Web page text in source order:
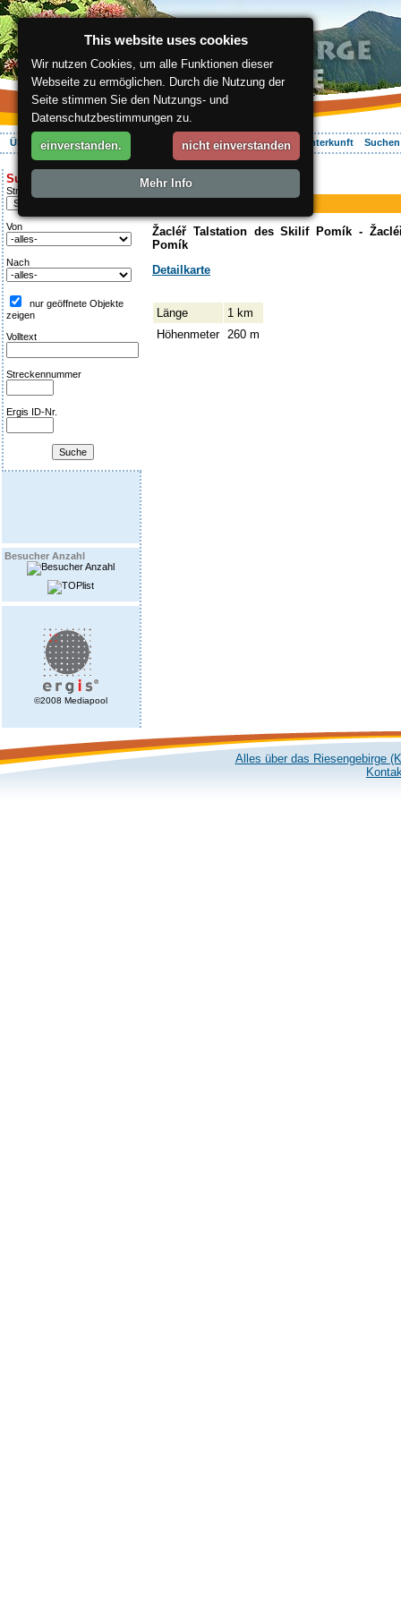
Über die Region Aktiv Erleben Entspannung Ihr Urlaub Unterkunft
Suche:
Streckentipp
Von
Nach
nur geöffnete Objekte
zeigen
Volltext
Streckennummer
Ergis ID-Nr.
Besucher Anzahl
©2008 Mediapool
ergis.cz>Aktiv Erleben> Pomík
Skilift
Pomík
Žacléř Talstation des Skilif Pomík -
Pomík
Detailkarte
Länge
1 km
Höhenmeter
260 m
Alles über das Riesengebirge
This website uses cookies
Wir nutzen Cookies, um alle Funktionen dieser
Webseite zu ermöglichen. Durch die Nutzung der
Seite stimmen Sie den Nutzungs- und
Datenschutzbestimmungen zu.
einverstanden. nicht einverstanden
Mehr Info